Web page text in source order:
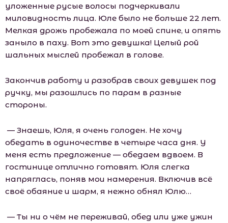
уложенные русые волосы подчеркивали
миловидность лица. Юле было не больше 22 лет.
Мелкая дрожь пробежала по моей спине, и опять
заныло в паху. Вот это девушка! Целый рой
шальных мыслей пробежал в голове.
Закончив работу и разобрав своих девушек под
ручку, мы разошлись по парам в разные
стороны.
— Знаешь, Юля, я очень голоден. Не хочу
обедать в одиночестве в четыре часа дня. У
меня есть предложение — обедаем вдвоем. В
гостинице отлично готовят. Юля слегка
напряглась, поняв мои намерения. Включив всё
своё обаяние и шарм, я нежно обнял Юлю…
— Ты ни о чём не переживай, обед или уже ужин